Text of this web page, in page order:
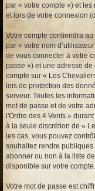
par « votre compte ») et
et lors de votre connexion
Votre compte contiendra
par « votre nom
de vous connecter à votre
passe ») et une adresse
compte sur « Les
lois de protection des
serveur. Toutes les
mot de passe et de votre
l'Ordre des 4 Vents »
à la seule discrétion de «
les cas, vous pouvez
souhaitez rendre
abonner ou non à la liste
disponible sur votre compte.
Votre mot de passe est